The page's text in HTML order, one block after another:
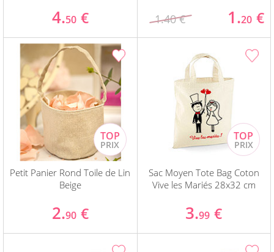
4.50 € 1.40 € 1.20 €
Petit Panier Rond Toile de Lin
Beige
2.90 €
Sac Moyen Tote Bag Coton
Vive les Mariés 28x32 cm
3.99 €